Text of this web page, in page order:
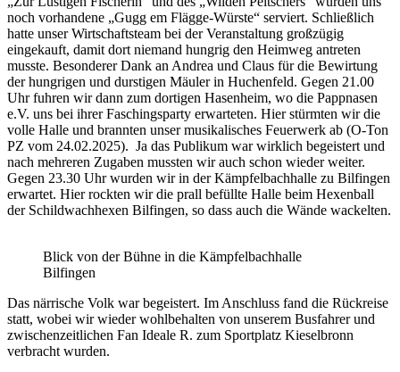
noch vorhandene „Gugg em Flägge-Würste“ serviert. Schließlich
hatte unser Wirtschaftsteam bei der Veranstaltung großzügig
eingekauft, damit dort niemand hungrig den Heimweg antreten
musste. Besonderer Dank an Andrea und Claus für die Bewirtung
der hungrigen und durstigen Mäuler in Huchenfeld. Gegen 21.00
Uhr fuhren wir dann zum dortigen Hasenheim, wo die Pappnasen
e.V. uns bei ihrer Faschingsparty erwarteten. Hier stürmten wir die
volle Halle und brannten unser musikalisches Feuerwerk ab (O-Ton
PZ vom 24.02.2025). Ja das Publikum war wirklich begeistert und
nach mehreren Zugaben mussten wir auch schon wieder weiter.
Gegen 23.30 Uhr wurden wir in der Kämpfelbachhalle zu Bilfingen
erwartet. Hier rockten wir die prall befüllte Halle beim Hexenball
der Schildwachhexen Bilfingen, so dass auch die Wände wackelten.
Blick von der Bühne in die Kämpfelbachhalle
Bilfingen
Das närrische Volk war begeistert. Im Anschluss fand die Rückreise
statt, wobei wir wieder wohlbehalten von unserem Busfahrer und
zwischenzeitlichen Fan Ideale R. zum Sportplatz Kieselbronn
verbracht wurden.